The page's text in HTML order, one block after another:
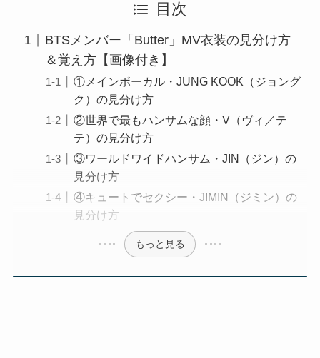
目次
BTSメンバー「Butter」MV衣装の見分け方
＆覚え方【画像付き】
①メインボーカル・JUNG KOOK（ジョング
ク）の見分け方
②世界で最もハンサムな顔・V（ヴィ／テ
テ）の見分け方
③ワールドワイドハンサム・JIN（ジン）の
見分け方
④キュートでセクシー・JIMIN（ジミン）の
見分け方
もっと見る